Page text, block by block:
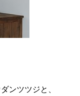
ンツツジと、